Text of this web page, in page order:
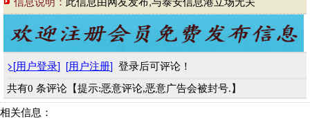
>[用户登录] [用户注册] 登录后可评论！
共有0 条评论【提示:恶意评论,恶意广告会被封号.】
相关信息：